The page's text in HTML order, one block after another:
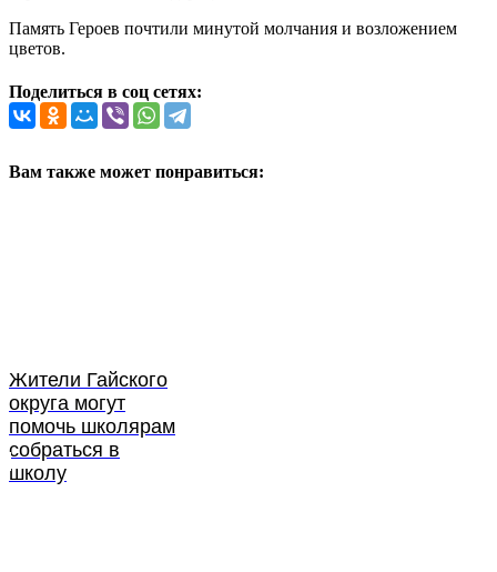
Память Героев почтили минутой молчания и возложением
цветов.
Поделиться в соц сетях:
Вам также может понравиться:
Жители Гайского
округа могут
помочь школярам
собраться в
школу